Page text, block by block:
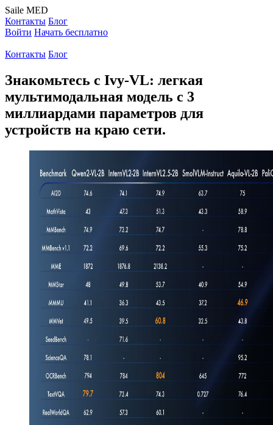
Saile MED
Контакты Блог
Войти Начать бесплатно
Контакты Блог
Знакомьтесь с Ivy-VL: легкая
мультимодальная модель с 3
миллиардами параметров для
устройств на краю сети.